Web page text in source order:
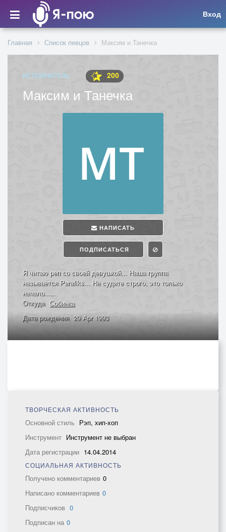
Вход
Главная Список певцов Максим и Танечка
ИСПОЛНИТЕЛЬ 200
Максим и Танечка
НАПИСАТЬ
ПОДПИСАТЬСЯ
Я читаю реп со своей девушкой... Наша группа
называется Parafiks... Не судите строго, это только
начало.....
Откуда Собинка
Дата рождения 29 Apr 1993
ТВОРЧЕСКАЯ АКТИВНОСТЬ
Основной стиль Рэп, хип-хоп
Инструмент Инструмент не выбран
Дата регистрации 14.04.2014
СОЦИАЛЬНАЯ АКТИВНОСТЬ
Получено комментариев 0
Написано комментариев 0
Подписчиков 0
Подписан на 0